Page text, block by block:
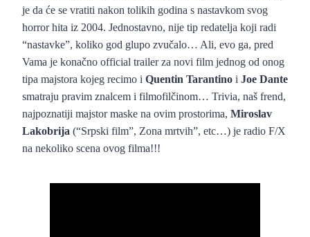
je da će se vratiti nakon tolikih godina s nastavkom svog
horror hita iz 2004. Jednostavno, nije tip redatelja koji radi
“nastavke”, koliko god glupo zvučalo… Ali, evo ga, pred
Vama je konačno official trailer za novi film jednog od onog
tipa majstora kojeg recimo i Quentin Tarantino i Joe Dante
smatraju pravim znalcem i filmofilčinom… Trivia, naš frend,
najpoznatiji majstor maske na ovim prostorima, Miroslav
Lakobrija (“Srpski film”, Zona mrtvih”, etc…) je radio F/X
na nekoliko scena ovog filma!!!